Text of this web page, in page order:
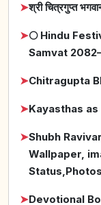
➤श्री चित्रगुप्त
➤🌕 Hindu
Samvat
➤Chitragupta
➤Kayasthas
➤Shubh
Wallpaper,
➤Devotional